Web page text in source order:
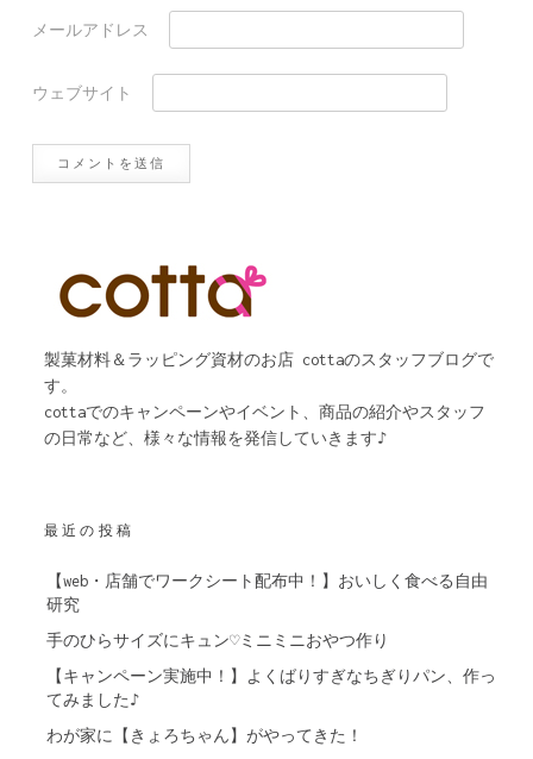
メールアドレス
ウェブサイト
製菓材料＆ラッピング資材のお店 cottaのスタッフブログで
す。
cottaでのキャンペーンやイベント、商品の紹介やスタッフ
の日常など、様々な情報を発信していきます♪
最近の投稿
【web・店舗でワークシート配布中！】おいしく食べる自由
研究
手のひらサイズにキュン♡ミニミニおやつ作り
【キャンペーン実施中！】よくばりすぎなちぎりパン、作っ
てみました♪
わが家に【きょろちゃん】がやってきた！